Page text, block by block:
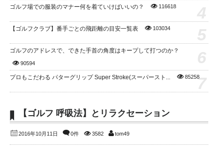
ゴルフ場での服装のマナー何を着ていけばいいの？ 116618
【ゴルフクラブ】番手ごとの飛距離の目安一覧表 103034
ゴルフのアドレスで、できた手首の角度はキープして打つのか？
90594
プロもこだわる パターグリップ Super Stroke(スーパースト... 85258
7
【ゴルフ 呼吸法】とリラクセーション
2016年10月11日 0件 3582 tom49